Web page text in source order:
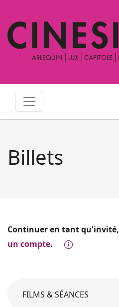
Billets
Continuer en tant qu'invité,
un compte.
FILMS & SÉANCES